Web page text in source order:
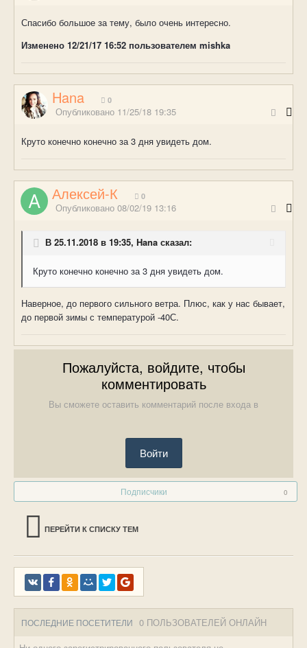
Спасибо большое за тему, было очень интересно.
Изменено 12/21/17 16:52 пользователем mishka
Hana 0
Опубликовано 11/25/18 19:35
Круто конечно конечно за 3 дня увидеть дом.
Алексей-К 0
Опубликовано 08/02/19 13:16
В 25.11.2018 в 19:35, Hana сказал:
Круто конечно конечно за 3 дня увидеть дом.
Наверное, до первого сильного ветра. Плюс, как у нас бывает,
до первой зимы с температурой -40С.
Пожалуйста, войдите, чтобы
комментировать
Вы сможете оставить комментарий после входа в
Войти
Подписчики 0
ПЕРЕЙТИ К СПИСКУ ТЕМ
ПОСЛЕДНИЕ ПОСЕТИТЕЛИ 0 ПОЛЬЗОВАТЕЛЕЙ ОНЛАЙН